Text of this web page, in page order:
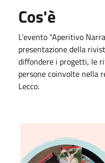
Cos'è
L'evento "Aperitivo
presentazione della
diffondere i progetti, le
persone coinvolte nella
Lecco.